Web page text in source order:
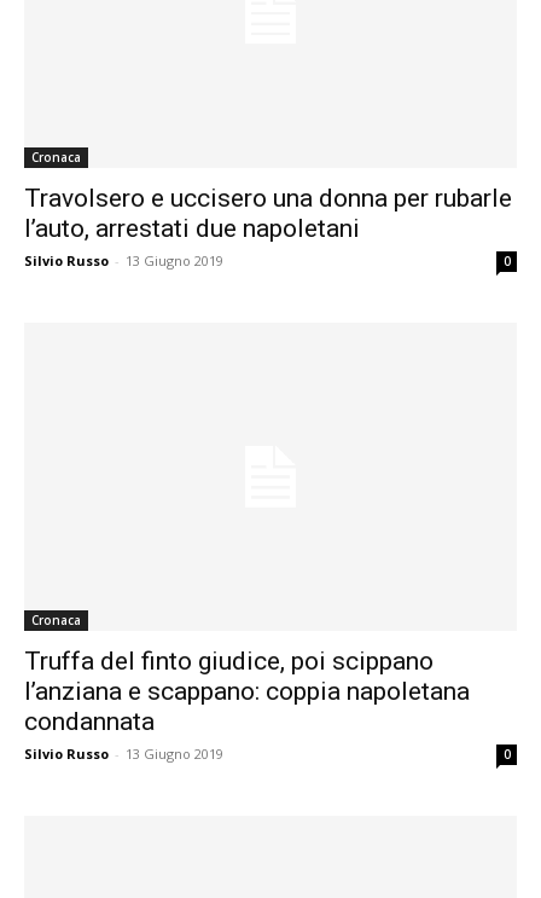
Cronaca
Travolsero e uccisero una donna per rubarle
l’auto, arrestati due napoletani
Silvio Russo - 13 Giugno 2019 0
Cronaca
Truffa del finto giudice, poi scippano
l’anziana e scappano: coppia napoletana
condannata
Silvio Russo - 13 Giugno 2019 0